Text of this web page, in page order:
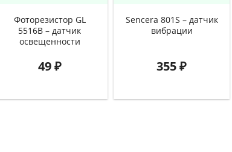
Фоторезистор GL
5516B – датчик
освещенности
49₽
Sencera 801S – датчик
вибрации
355₽